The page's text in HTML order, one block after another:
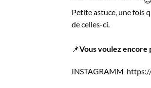
Petite astuce, une fois
de celles-ci.
📌Vous voulez encore
INSTAGRAMM